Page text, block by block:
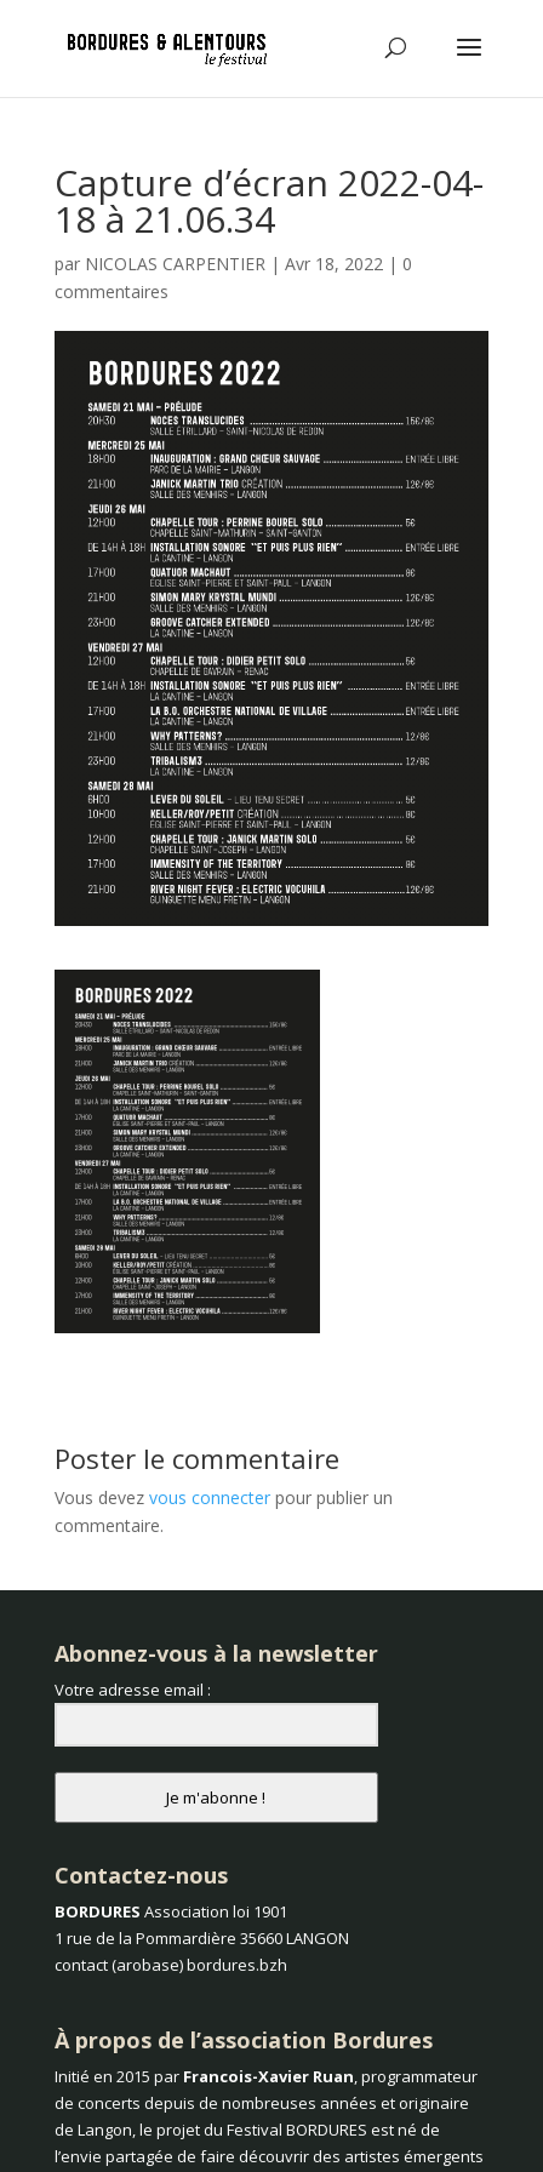
Capture d’écran 2022-04-
18 à 21.06.34
par NICOLAS CARPENTIER| Avr 18, 2022| 0
commentaires
Poster le commentaire
Vous devez vous connecterpour publier un
commentaire.
Abonnez-vous à la newsletter
Votre adresse email :
Je m'abonne !
Contactez-nous
BORDURES Association loi 1901
1 rue de la Pommardière 35660 LANGON
contact (arobase) bordures.bzh
À propos de l’association Bordures
Initié en 2015 par Francois-Xavier Ruan , programmateur
de concerts depuis de nombreuses années et originaire
de Langon, le projet du Festival BORDURES est né de
l’envie partagée de faire découvrir des artistes émergents